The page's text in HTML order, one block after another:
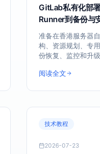
GitLab私有化部
Runner到备份与
准备在香港服务器
构、资源规划、专
份恢复、监控和升
阅读全文
技术教程
2026-07-23